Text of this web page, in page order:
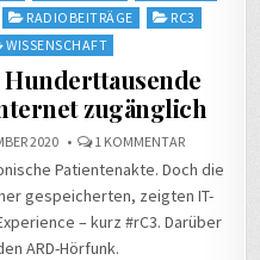
RADIOBEITRÄGE
RC3
WISSENSCHAFT
zugänglich
2020 1 KOMMENTARZU
–
FORSCHER:
Patientenakte. Doch die
gespeicherten, zeigten IT-
– kurz #rC3. Darüber
ARD-Hörfunk.